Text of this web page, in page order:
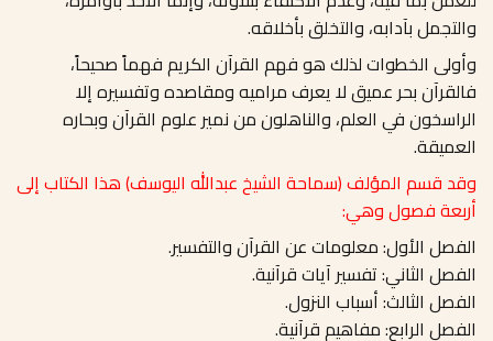
والتجمل بآدابه، والتخلق بأخلاقه.
وأولى الخطوات لذلك هو فهم القرآن الكريم فهماً صحيحاً،
فالقرآن بحر عميق لا يعرف مراميه ومقاصده وتفسيره إلا
الراسخون في العلم، والناهلون من نمير علوم القرآن وبحاره
العميقة.
وقد قسم المؤلف (سماحة الشيخ عبدالله اليوسف) هذا الكتاب إلى
أربعة فصول وهي:
الفصل الأول: معلومات عن القرآن والتفسير.
الفصل الثاني: تفسير آيات قرآنية.
الفصل الثالث: أسباب النزول.
الفصل الرابع: مفاهيم قرآنية.